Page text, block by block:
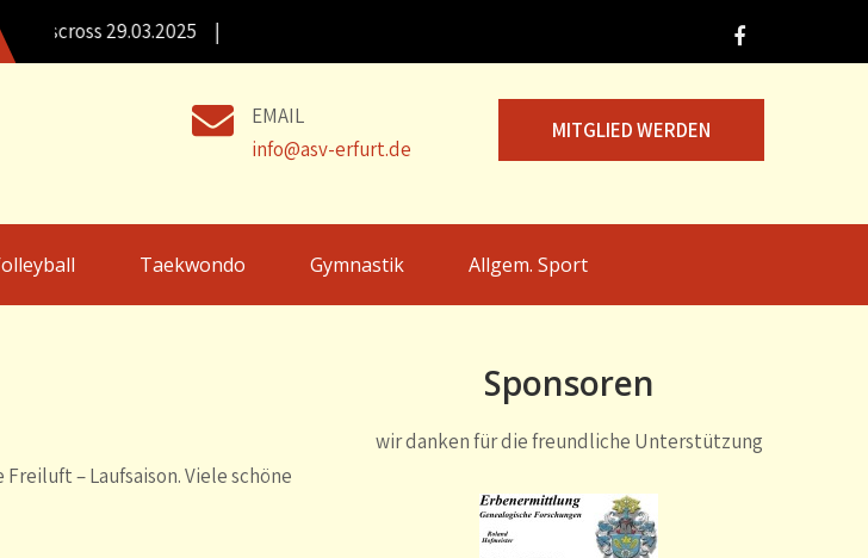
29.03.2025 |
EMAIL
info@asv-erfurt.de
MITGLIED WERDEN
Taekwondo Gymnastik Allgem. Sport
Freiluft – Laufsaison. Viele schöne
Sponsoren
wir danken für die freundliche Unterstützung